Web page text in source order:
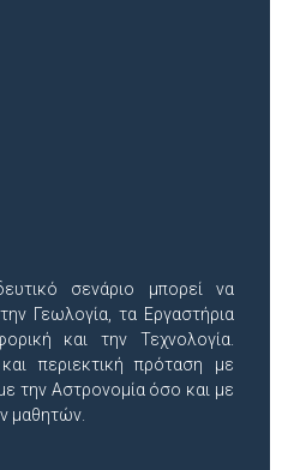
σενάριο μπορεί να
Γεωλογία, τα Εργαστήρια
και την Τεχνολογία.
περιεκτική πρόταση με
την Αστρονομία όσο και με
μαθητών.